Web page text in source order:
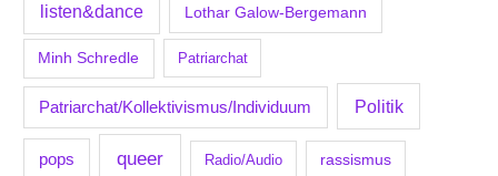
listen&dance Lothar Galow-Bergemann
Minh Schredle Patriarchat
Patriarchat/Kollektivismus/Individuum Politik
pops queer Radio/Audio rassismus